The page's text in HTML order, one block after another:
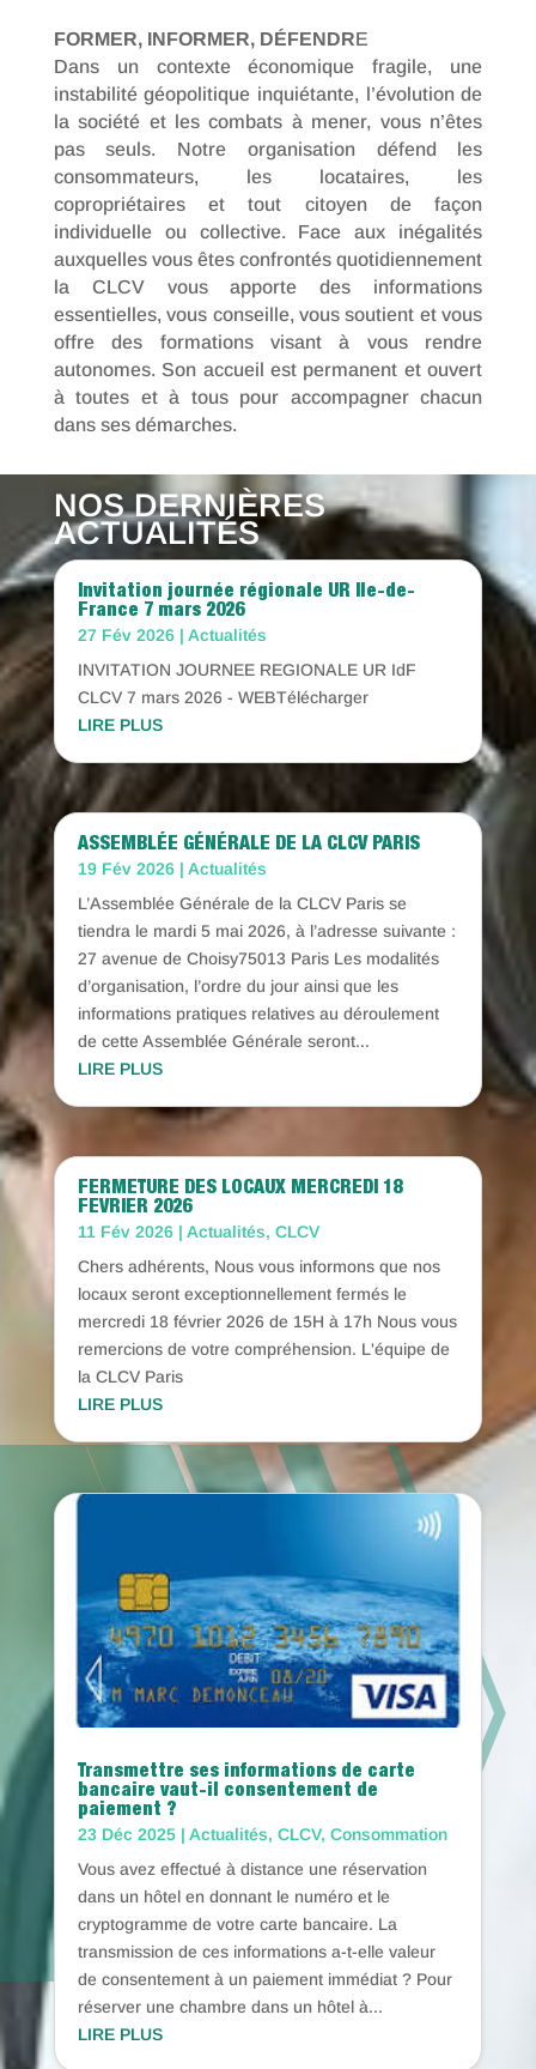
FORMER, INFORMER, DÉFENDRE
Dans un contexte économique fragile, une
instabilité géopolitique inquiétante, l’évolution de
la société et les combats à mener, vous n’êtes
pas seuls. Notre organisation défend les
consommateurs, les locataires, les
copropriétaires et tout citoyen de façon
individuelle ou collective. Face aux inégalités
auxquelles vous êtes confrontés quotidiennement
la CLCV vous apporte des informations
essentielles, vous conseille, vous soutient et vous
offre des formations visant à vous rendre
autonomes. Son accueil est permanent et ouvert
à toutes et à tous pour accompagner chacun
dans ses démarches.
NOS DERNIÈRES
ACTUALITÉS
Invitation journée régionale UR Ile-de-
France 7 mars 2026
27 Fév 2026| Actualités
INVITATION JOURNEE REGIONALE UR IdF
CLCV 7 mars 2026 - WEBTélécharger
LIRE PLUS
ASSEMBLÉE GÉNÉRALE DE LA CLCV PARIS
19 Fév 2026| Actualités
L’Assemblée Générale de la CLCV Paris se
tiendra le mardi 5 mai 2026, à l’adresse suivante :
27 avenue de Choisy75013 Paris Les modalités
d’organisation, l’ordre du jour ainsi que les
informations pratiques relatives au déroulement
de cette Assemblée Générale seront...
LIRE PLUS
FERMETURE DES LOCAUX MERCREDI 18
FEVRIER 2026
11 Fév 2026| Actualités, CLCV
Chers adhérents, Nous vous informons que nos
locaux seront exceptionnellement fermés le
mercredi 18 février 2026 de 15H à 17h Nous vous
remercions de votre compréhension. L'équipe de
la CLCV Paris
LIRE PLUS
Transmettre ses informations de carte
bancaire vaut-il consentement de
paiement ?
23 Déc 2025| Actualités, CLCV, Consommation
Vous avez effectué à distance une réservation
dans un hôtel en donnant le numéro et le
cryptogramme de votre carte bancaire. La
transmission de ces informations a-t-elle valeur
de consentement à un paiement immédiat ? Pour
réserver une chambre dans un hôtel à...
LIRE PLUS